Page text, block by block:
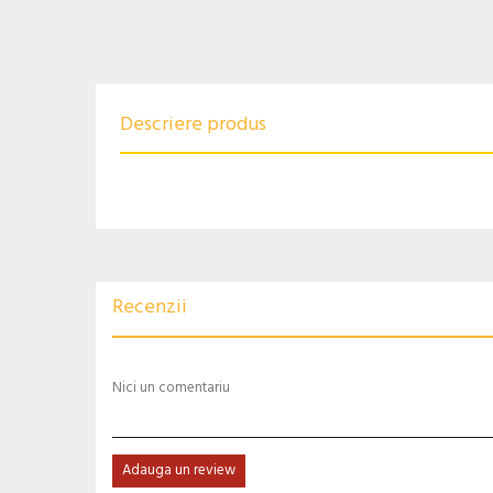
Descriere produs
Recenzii
Nici un comentariu
Adauga un review